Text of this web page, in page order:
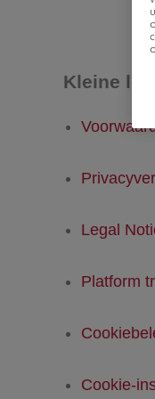
Kleine
Legal
Platform
Cookie-